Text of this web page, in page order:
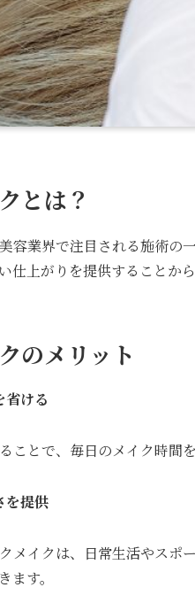
とは？
容業界で注目される施術の
仕上がりを提供することか
のメリット
省ける
ことで、毎日のメイク時間
を提供
メイクは、日常生活やスポ
ます。